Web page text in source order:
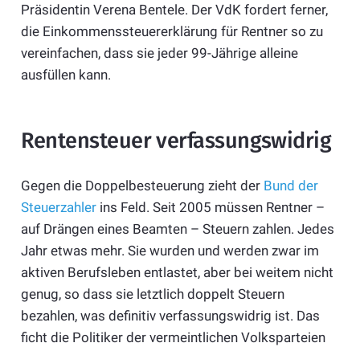
Präsidentin Verena Bentele. Der VdK fordert ferner,
die Einkommenssteuererklärung für Rentner so zu
vereinfachen, dass sie jeder 99-Jährige alleine
ausfüllen kann.
Rentensteuer verfassungswidrig
Gegen die Doppelbesteuerung zieht der Bund der
Steuerzahlerins Feld. Seit 2005 müssen Rentner –
auf Drängen eines Beamten – Steuern zahlen. Jedes
Jahr etwas mehr. Sie wurden und werden zwar im
aktiven Berufsleben entlastet, aber bei weitem nicht
genug, so dass sie letztlich doppelt Steuern
bezahlen, was definitiv verfassungswidrig ist. Das
ficht die Politiker der vermeintlichen Volksparteien